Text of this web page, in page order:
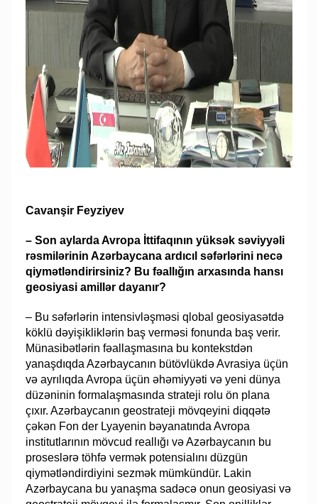
Cavanşir Feyziyev
– Son aylarda Avropa İttifaqının yüksək səviyyəli
rəsmilərinin Azərbaycana ardıcıl səfərlərini necə
qiymətləndirirsiniz? Bu fəallığın arxasında hansı
geosiyasi amillər dayanır?
– Bu səfərlərin intensivləşməsi qlobal geosiyasətdə
köklü dəyişikliklərin baş verməsi fonunda baş verir.
Münasibətlərin fəallaşmasına bu kontekstdən
yanaşdıqda Azərbaycanın bütövlükdə Avrasiya üçün
və ayrılıqda Avropa üçün əhəmiyyəti və yeni dünya
düzəninin formalaşmasında strateji rolu ön plana
çıxır. Azərbaycanın geostrateji mövqeyini diqqətə
çəkən Fon der Lyayenin bəyanatında Avropa
institutlarının mövcud reallığı və Azərbaycanın bu
proseslərə töhfə vermək potensialını düzgün
qiymətləndirdiyini sezmək mümkündür. Lakin
Azərbaycana bu yanaşma sadəcə onun geosiyasi və